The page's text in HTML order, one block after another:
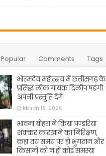
Popular Comments Tags
भोरमदेव महोत्सव में छत्तीसगढ़ के
प्रसिद्ध लोक गायक दिलीप षडंगी
अपनी प्रस्तुति देंगे।
March 16, 2026
भावना बोहरा ने किया पण्डरिया
शक्कर कारखाने का निरिक्षण,
कहा तय समय पर हो भुगतान और
किसानों को न हो कोई समस्या